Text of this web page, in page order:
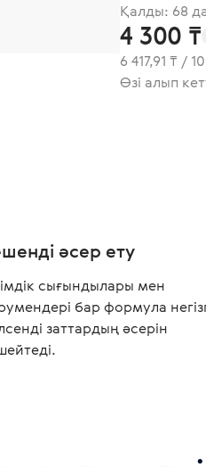
Қалды: 68
4 300 ₸
6 417,91 ₸ /
Өзі алып
әсер ету
сығындылары мен
бар формула
заттардың әсерін